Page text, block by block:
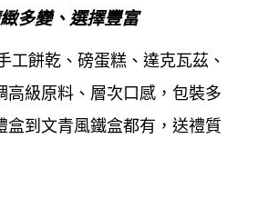
多變、選擇豐富
工餅乾、磅蛋糕、達克瓦茲、
高級原料、層次口感，包裝多
盒到文青風鐵盒都有，送禮質